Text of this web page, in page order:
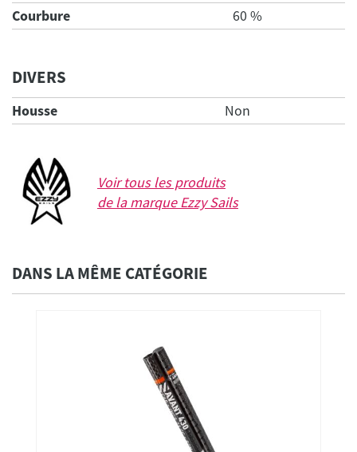
Courbure 60 %
DIVERS
Housse Non
Voir tous les produits
de la marqueEzzy Sails
DANS LA MÊME CATÉGORIE